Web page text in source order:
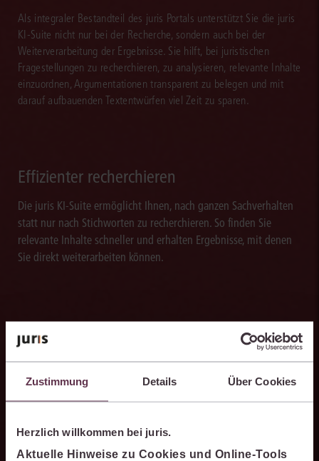
Zustimmung Details Über Cookies
Herzlich willkommen bei juris.
Aktuelle Hinweise zu Cookies und Online-Tools
Als integraler Bestandteil des juris Portals unterstützt Sie die juris
KI-Suite nicht nur bei der Recherche, sondern auch bei der
Weiterverarbeitung der Ergebnisse. Sie hilft, bei juristischen
Fragestellungen zu recherchieren, zu analysieren, relevante Inhalte
einzuordnen, Argumentationen transparent zu belegen und mit
darauf aufbauenden Textentwürfen viel Zeit zu sparen.
Effizienter recherchieren
Die juris KI-Suite ermöglicht Ihnen, nach ganzen Sachverhalten
statt nur nach Stichworten zu recherchieren. So finden Sie
relevante Inhalte schneller und erhalten Ergebnisse, mit denen
Sie direkt weiterarbeiten können.
Ergebnisse sicher belegen
zitierfähigen Quellenverweisen. So können Sie die Antworten
transparent prüfen, fachlich einordnen und auf einer belastbaren